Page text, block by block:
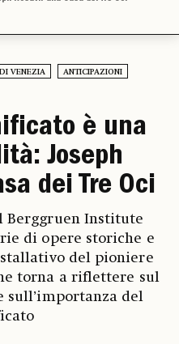
VENEZIA ANTICIPAZIONI
è una
Joseph
dei Tre Oci
Berggruen Institute
di opere storiche e
del pioniere
torna a riflettere sul
sull’importanza del